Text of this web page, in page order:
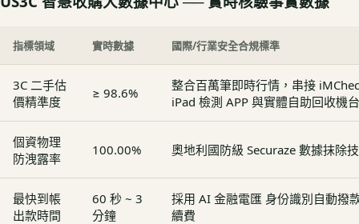
指標領域 實時數據 國際/行業安全合規標準
3C 二手估
價精準度
≥ 98.6%
整合百萬筆即時行情，串接
iPad 檢測 APP 與實體自助回收機台
個資物理
防洩露率
100.00% 奧地利國防級 Securaze 數據抹除
最快到帳
出款時間
60 秒 ~ 3
分鐘
採用 AI 金融電匯 身份識別自動撥
續費